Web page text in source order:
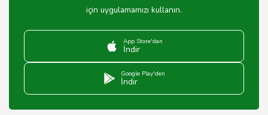
için uygulamamızı kullanın.
App Store'dan
İndir
Google Play'den
İndir